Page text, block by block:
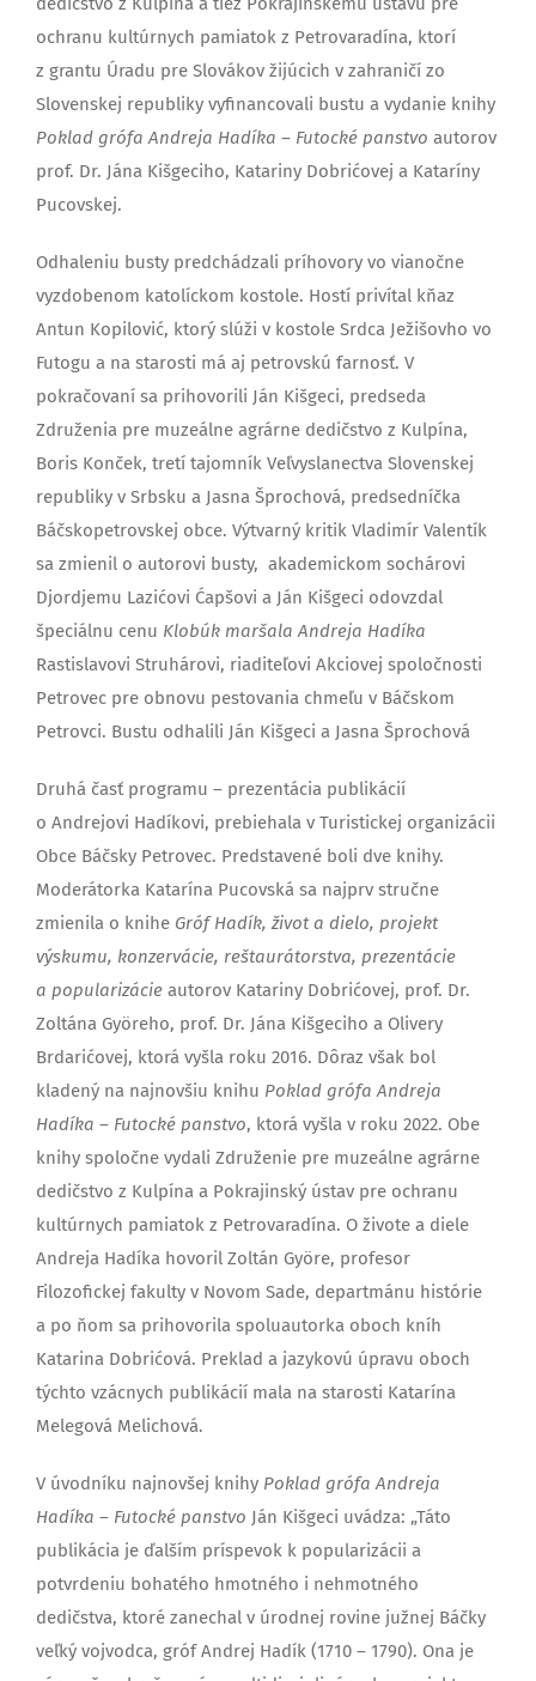
ochranu kultúrnych pamiatok z Petrovaradína, ktorí
z grantu Úradu pre Slovákov žijúcich v zahraničí zo
Slovenskej republiky vyfinancovali bustu a vydanie knihy
Poklad grófa Andreja Hadíka – Futocké panstvo autorov
prof. Dr. Jána Kišgeciho, Katariny Dobrićovej a Kataríny
Pucovskej.
Odhaleniu busty predchádzali príhovory vo vianočne
vyzdobenom katolíckom kostole. Hostí privítal kňaz
Antun Kopilović, ktorý slúži v kostole Srdca Ježišovho vo
Futogu a na starosti má aj petrovskú farnosť. V
pokračovaní sa prihovorili Ján Kišgeci, predseda
Združenia pre muzeálne agrárne dedičstvo z Kulpína,
Boris Konček, tretí tajomník Veľvyslanectva Slovenskej
republiky v Srbsku a Jasna Šprochová, predsedníčka
Báčskopetrovskej obce. Výtvarný kritik Vladimír Valentík
sa zmienil o autorovi busty, akademickom sochárovi
Djordjemu Lazićovi Ćapšovi a Ján Kišgeci odovzdal
špeciálnu cenu Klobúk maršala Andreja Hadíka
Rastislavovi Struhárovi, riaditeľovi Akciovej spoločnosti
Petrovec pre obnovu pestovania chmeľu v Báčskom
Petrovci. Bustu odhalili Ján Kišgeci a Jasna Šprochová
Druhá časť programu – prezentácia publikácií
o Andrejovi Hadíkovi, prebiehala v Turistickej organizácii
Obce Báčsky Petrovec. Predstavené boli dve knihy.
Moderátorka Katarína Pucovská sa najprv stručne
zmienila o knihe Gróf Hadík, život a dielo, projekt
výskumu, konzervácie, reštaurátorstva, prezentácie
a popularizácie autorov Katariny Dobrićovej, prof. Dr.
Zoltána Györeho, prof. Dr. Jána Kišgeciho a Olivery
Brdarićovej, ktorá vyšla roku 2016. Dôraz však bol
kladený na najnovšiu knihu Poklad grófa Andreja
Hadíka – Futocké panstvo, ktorá vyšla v roku 2022. Obe
knihy spoločne vydali Združenie pre muzeálne agrárne
dedičstvo z Kulpína a Pokrajinský ústav pre ochranu
kultúrnych pamiatok z Petrovaradína. O živote a diele
Andreja Hadíka hovoril Zoltán Györe, profesor
Filozofickej fakulty v Novom Sade, departmánu histórie
a po ňom sa prihovorila spoluautorka oboch kníh
Katarina Dobrićová. Preklad a jazykovú úpravu oboch
týchto vzácnych publikácií mala na starosti Katarína
Melegová Melichová.
V úvodníku najnovšej knihy Poklad grófa Andreja
Hadíka – Futocké panstvo Ján Kišgeci uvádza: „Táto
publikácia je ďalším príspevok k popularizácii a
potvrdeniu bohatého hmotného i nehmotného
dedičstva, ktoré zanechal v úrodnej rovine južnej Báčky
veľký vojvodca, gróf Andrej Hadík (1710 – 1790). Ona je